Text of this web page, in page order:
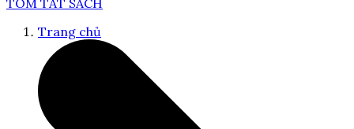
TÓM TẮT SÁCH
Trang chủ